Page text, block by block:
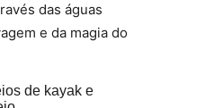
das águas
e da magia do